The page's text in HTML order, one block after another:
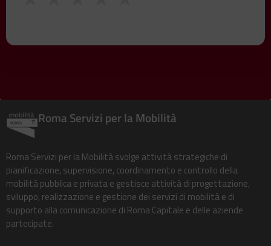
Roma Servizi per la Mobilità
Roma Servizi per la Mobilità svolge attività strategiche di
pianificazione, supervisione, coordinamento e controllo della
mobilità pubblica e privata e gestisce attività di progettazione,
sviluppo, realizzazione e gestione dei servizi di mobilità e di
supporto alla comunicazione di Roma Capitale e delle aziende
partecipate.